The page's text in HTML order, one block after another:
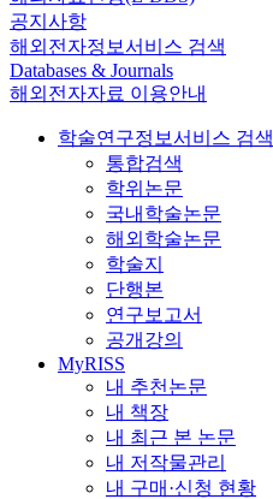
공지사항
해외전자정보서비스 검색
Databases & Journals
해외전자자료 이용안내
학술연구정보서비스 검색
통합검색
학위논문
국내학술논문
해외학술논문
학술지
단행본
연구보고서
공개강의
MyRISS
내 추천논문
내 책장
내 최근 본 논문
내 저작물관리
내 구매·신청 현황